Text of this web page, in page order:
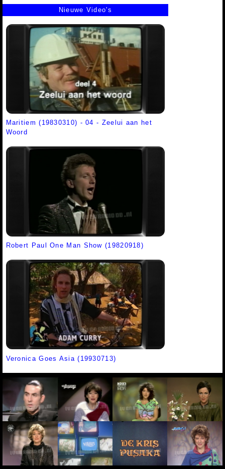
Nieuwe Video's
Maritiem (19830310) - 04 - Zeelui aan het
Woord
Robert Paul One Man Show (19820918)
Veronica Goes Asia (19930713)